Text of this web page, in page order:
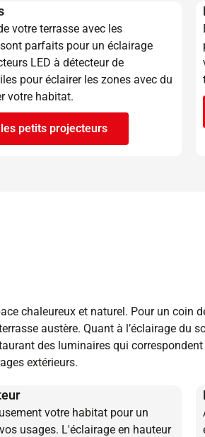
votre terrasse avec les
parfaits pour un éclairage
LED à détecteur de
pour éclairer les zones avec du
votre habitat.
petits projecteurs
chaleureux et naturel. Pour un coin
austère. Quant à l’éclairage du
des luminaires qui
extérieurs.
votre habitat pour un
usages. L'éclairage en hauteur